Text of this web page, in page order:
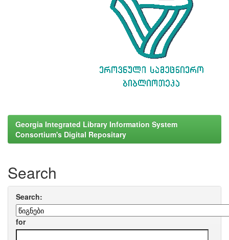
Georgia Integrated Library Information System
Consortium's Digital Repositary
Search
Search:
for